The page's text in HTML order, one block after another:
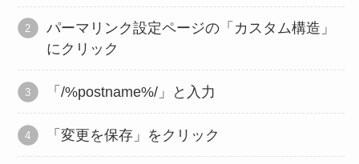
パーマリンク設定ページの「カスタム構造」
にクリック
「/%postname%/」と入力
「変更を保存」をクリック